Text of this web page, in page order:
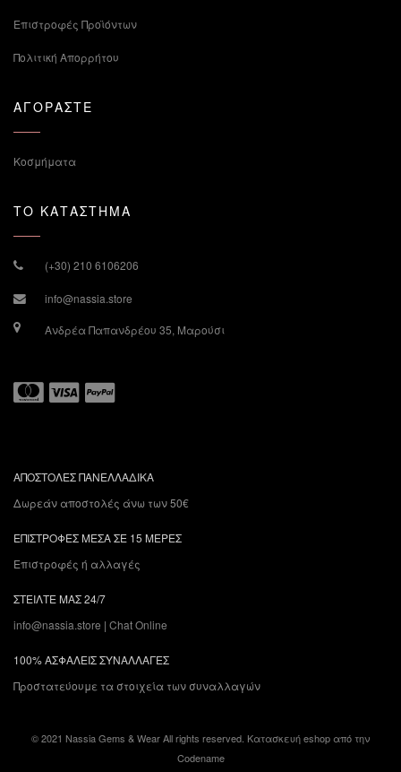
Επιστροφές Προϊόντων
Πολιτική Απορρήτου
ΑΓΟΡΑΣΤΕ
Κοσμήματα
ΤΟ ΚΑΤΑΣΤΗΜΑ
(+30) 210 6106206
info@nassia.store
Ανδρέα Παπανδρέου 35, Μαρούσι
ΑΠΟΣΤΟΛΕΣ ΠΑΝΕΛΛΑΔΙΚΑ
Δωρεάν αποστολές άνω των 50€
ΕΠΙΣΤΡΟΦΕΣ ΜΕΣΑ ΣΕ 15 ΜΕΡΕΣ
Επιστροφές ή αλλαγές
ΣΤΕΙΛΤΕ ΜΑΣ 24/7
info@nassia.store | Chat Online
100% ΑΣΦΑΛΕΙΣ ΣΥΝΑΛΛΑΓΕΣ
Προστατεύουμε τα στοιχεία των συναλλαγών
© 2021 Nassia Gems & Wear All rights reserved. Κατασκευή eshopαπό την
Codename